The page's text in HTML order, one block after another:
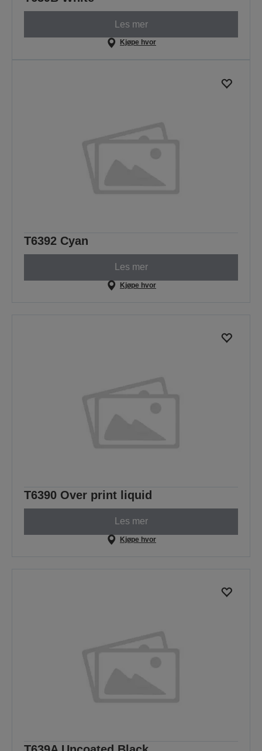
Les mer
Kjøpe hvor
T6392 Cyan
Les mer
Kjøpe hvor
T6390 Over print liquid
Les mer
Kjøpe hvor